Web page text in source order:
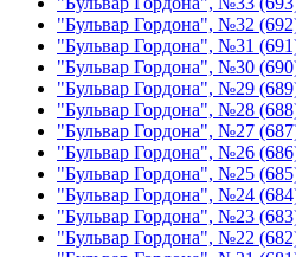
"Бульвар Гордона", №32
"Бульвар Гордона", №31
"Бульвар Гордона", №30
"Бульвар Гордона", №29
"Бульвар Гордона", №28
"Бульвар Гордона", №27
"Бульвар Гордона", №26
"Бульвар Гордона", №25
"Бульвар Гордона", №24
"Бульвар Гордона", №23
"Бульвар Гордона", №22